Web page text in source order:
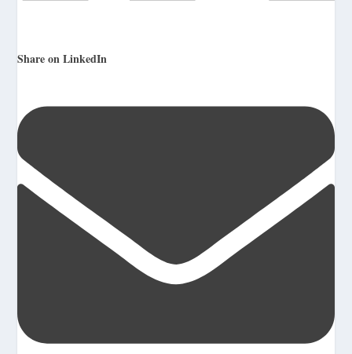
Share on LinkedIn